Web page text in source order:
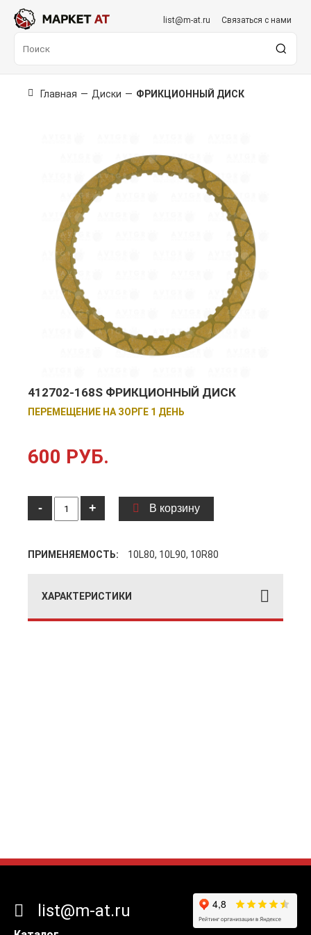
list@m-at.ru Связаться с нами
Главная — Диски — ФРИКЦИОННЫЙ ДИСК
412702-168S ФРИКЦИОННЫЙ ДИСК
ПЕРЕМЕЩЕНИЕ НА ЗОРГЕ 1 ДЕНЬ
600 РУБ.
- + В корзину
ПРИМЕНЯЕМОСТЬ: 10L80, 10L90, 10R80
ХАРАКТЕРИСТИКИ
list@m-at.ru